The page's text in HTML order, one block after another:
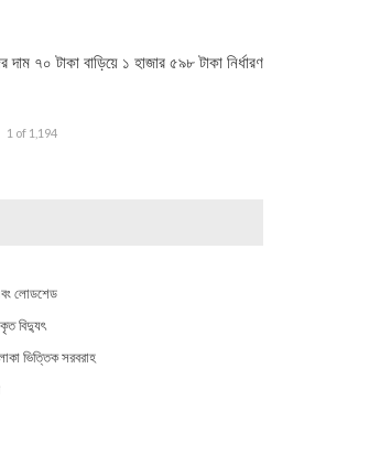
৭০ টাকা বাড়িয়ে ১ হাজার ৫৯৮ টাকা নির্ধারণ
1 of 1,194
লোডশেড
বিদ্যুৎ
ভিত্তিক সরবরাহ